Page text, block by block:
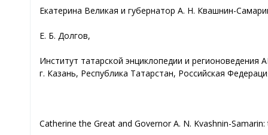
Екатерина Великая и губернатор А. Н. Квашнин-
Е. Б. Долгов,
Институт татарской энциклопедии и регионоведения
г. Казань, Республика Татарстан, Российская
Catherine the Great and Governor A. N. Kvashnin-